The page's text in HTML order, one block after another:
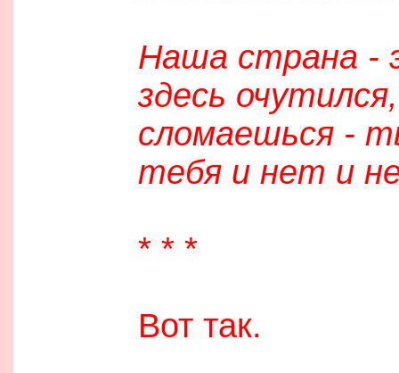
Наша страна -
здесь
сломаешься -
тебя и нет и
* * *
Вот так.